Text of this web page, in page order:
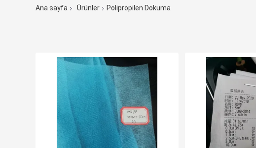
Ana sayfa
Ürünler Polipropilen Dokuma